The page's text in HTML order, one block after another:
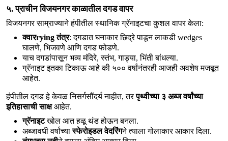
५. प्राचीन विजयनगर काळातील दगड वापर
विजयनगर साम्राज्याने हंपीतील स्थानिक ग्रॅनाइटचा कुशल वापर केला:
क्वारrying तंत्र: दगडात घनाकार छिद्रे पाडून लाकडी wedges
घालणे, भिजवणे आणि दगड फोडणे.
याच दगडांपासून भव्य मंदिरे, स्तंभ, गाड्या, भिंती बांधल्या.
ग्रॅनाइट इतका टिकाऊ आहे की ५०० वर्षांनंतरही आजही अवशेष मजबूत
आहेत.
हंपीतील दगड हे केवळ निसर्गसौंदर्य नाहीत, तर पृथ्वीच्या ३ अब्ज वर्षांच्या
इतिहासाची साक्ष आहेत.
ग्रॅनाइटखोल आत हळू थंड होऊन बनला.
अब्जावधी वर्षांच्यास्फेरोइडल वेदरिंगने त्याला गोलाकार आकार दिला.